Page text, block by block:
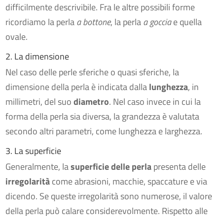
difficilmente descrivibile. Fra le altre possibili forme
ricordiamo la perlaa bottone, la perlaa gocciae quella
ovale.
2. La dimensione
Nel caso delle perle sferiche o quasi sferiche, la
dimensione della perla è indicata dallalunghezza, in
millimetri, del suodiametro. Nel caso invece in cui la
forma della perla sia diversa, la grandezza è valutata
secondo altri parametri, come lunghezza e larghezza.
3. La superficie
Generalmente, lasuperficie delle perlapresenta delle
irregolaritàcome abrasioni, macchie, spaccature e via
dicendo. Se queste irregolarità sono numerose, il valore
della perla può calare considerevolmente. Rispetto alle